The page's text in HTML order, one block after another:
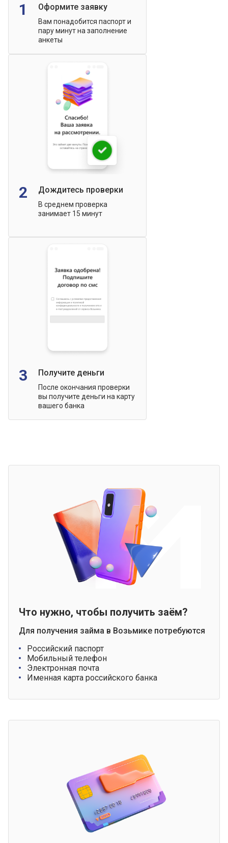
1 Оформите заявку
Вам понадобится паспорт и
пару минут на заполнение
анкеты
2 Дождитесь проверки
В среднем проверка
занимает 15 минут
3 Получите деньги
После окончания проверки
вы получите деньги на карту
вашего банка
Что нужно, чтобы получить заём?
Для получения займа в Возьмике потребуются
Российский паспорт
Мобильный телефон
Электронная почта
Именная карта российского банка